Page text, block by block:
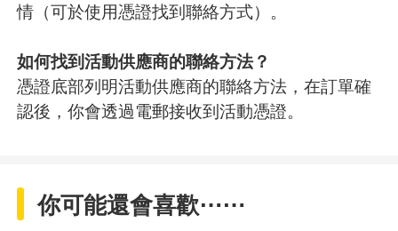
情（可於使用憑證找到聯絡方式）。
如何找到活動供應商的聯絡方法？
憑證底部列明活動供應商的聯絡方法，在訂單確
認後，你會透過電郵接收到活動憑證。
你可能還會喜歡⋯⋯